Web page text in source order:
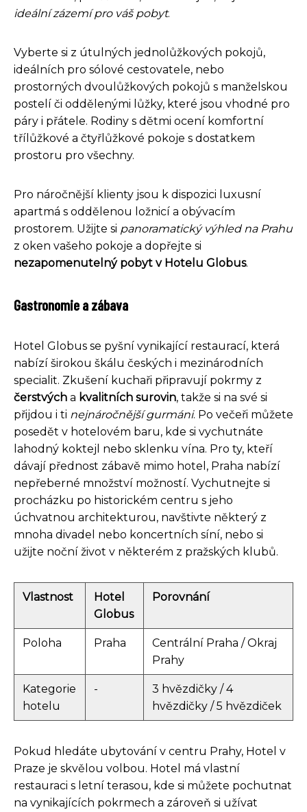
ideální zázemí pro váš pobyt.
Vyberte si z útulných jednolůžkových pokojů,
ideálních pro sólové cestovatele, nebo
prostorných dvoulůžkových pokojů s manželskou
postelí či oddělenými lůžky, které jsou vhodné pro
páry i přátele. Rodiny s dětmi ocení komfortní
třílůžkové a čtyřlůžkové pokoje s dostatkem
prostoru pro všechny.
Pro náročnější klienty jsou k dispozici luxusní
apartmá s oddělenou ložnicí a obývacím
prostorem. Užijte si panoramatický výhled na Prahu
z oken vašeho pokoje a dopřejte si
nezapomenutelný pobyt v Hotelu Globus.
Gastronomie a zábava
Hotel Globus se pyšní vynikající restaurací, která
nabízí širokou škálu českých i mezinárodních
specialit. Zkušení kuchaři připravují pokrmy z
čerstvých a kvalitních surovin, takže si na své si
přijdou i ti nejnáročnější gurmáni. Po večeři můžete
posedět v hotelovém baru, kde si vychutnáte
lahodný koktejl nebo sklenku vína. Pro ty, kteří
dávají přednost zábavě mimo hotel, Praha nabízí
nepřeberné množství možností. Vychutnejte si
procházku po historickém centru s jeho
úchvatnou architekturou, navštivte některý z
mnoha divadel nebo koncertních síní, nebo si
užijte noční život v některém z pražských klubů.
Vlastnost
Hotel
Globus
Porovnání
Poloha Praha
Centrální Praha / Okraj
Prahy
Kategorie
hotelu
-
3 hvězdičky / 4
hvězdičky / 5 hvězdiček
Pokud hledáte ubytování v centru Prahy, Hotel v
Praze je skvělou volbou. Hotel má vlastní
restauraci s letní terasou, kde si můžete pochutnat
na vynikajících pokrmech a zároveň si užívat